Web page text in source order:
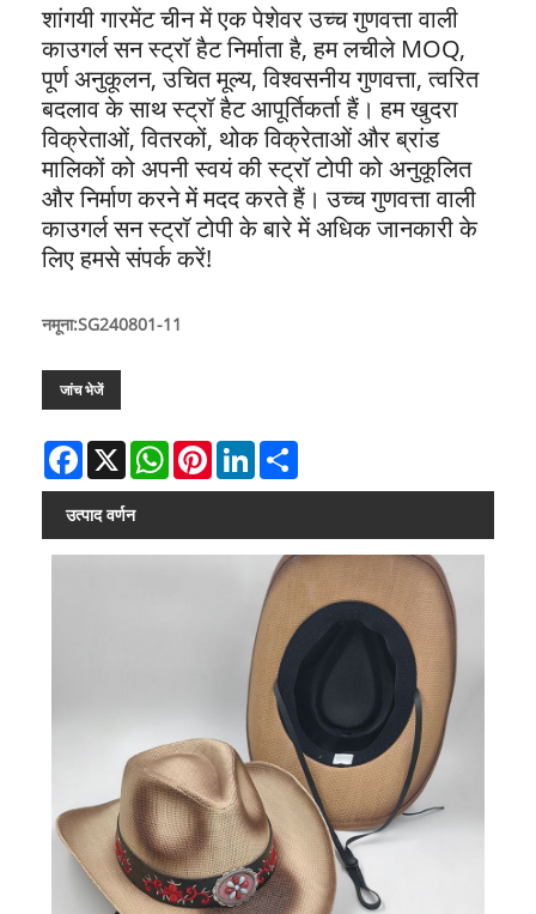
शांगयी गारमेंट चीन में एक पेशेवर उच्च गुणवत्ता वाली
काउगर्ल सन स्ट्रॉ हैट निर्माता है, हम लचीले MOQ,
पूर्ण अनुकूलन, उचित मूल्य, विश्वसनीय गुणवत्ता, त्वरित
बदलाव के साथ स्ट्रॉ हैट आपूर्तिकर्ता हैं। हम खुदरा
विक्रेताओं, वितरकों, थोक विक्रेताओं और ब्रांड
मालिकों को अपनी स्वयं की स्ट्रॉ टोपी को अनुकूलित
और निर्माण करने में मदद करते हैं। उच्च गुणवत्ता वाली
काउगर्ल सन स्ट्रॉ टोपी के बारे में अधिक जानकारी के
लिए हमसे संपर्क करें!
नमूना:SG240801-11
जांच भेजें
Facebook
X WhatsAppPinterestLinkedIn
उत्पाद वर्णन